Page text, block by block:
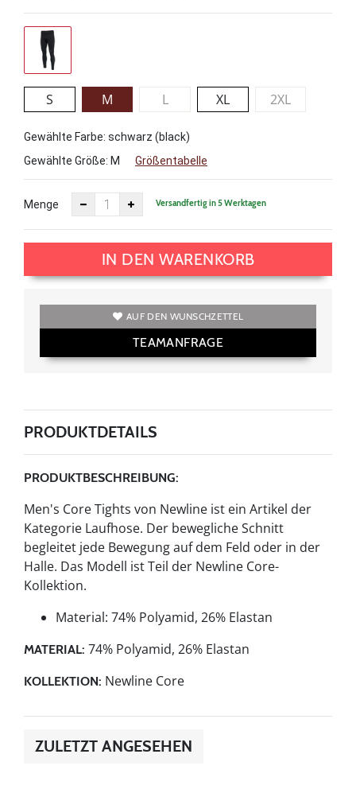
S M L XL 2XL
Gewählte Farbe: schwarz (black)
Gewählte Größe: M Größentabelle
Menge Versandfertig in 5 Werktagen
IN DEN WARENKORB
AUF DEN WUNSCHZETTEL
TEAMANFRAGE
PRODUKTDETAILS
PRODUKTBESCHREIBUNG:
Men's Core Tights von Newline ist ein Artikel der
Kategorie Laufhose. Der bewegliche Schnitt
begleitet jede Bewegung auf dem Feld oder in der
Halle. Das Modell ist Teil der Newline Core-
Kollektion.
Material: 74% Polyamid, 26% Elastan
MATERIAL: 74% Polyamid, 26% Elastan
KOLLEKTION: Newline Core
ZULETZT ANGESEHEN